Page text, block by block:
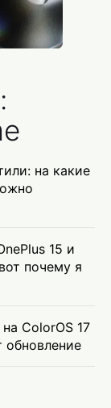
на какие
15 и
почему я
ColorOS 17
обновление